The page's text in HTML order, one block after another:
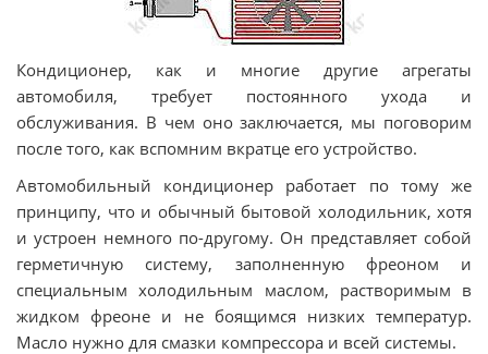
Кондиционер, как и многие другие агрегаты
автомобиля, требует постоянного ухода и
обслуживания. В чем оно заключается, мы поговорим
после того, как вспомним вкратце его устройство.
Автомобильный кондиционер работает по тому же
принципу, что и обычный бытовой холодильник, хотя
и устроен немного по-другому. Он представляет собой
герметичную систему, заполненную фреоном и
специальным холодильным маслом, растворимым в
жидком фреоне и не боящимся низких температур.
Масло нужно для смазки компрессора и всей системы.